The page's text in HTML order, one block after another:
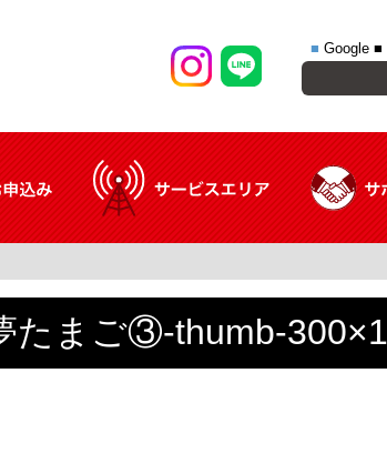
■ Google ■
たまご③-thumb-